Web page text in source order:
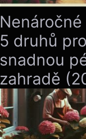
5 druhů pro
snadnou
zahradě